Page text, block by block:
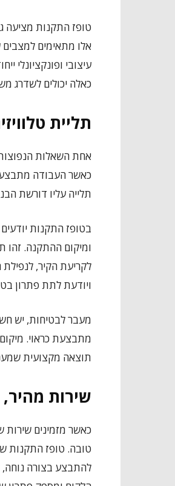
טופז התקנות מציעה
אלו מתאימים
עיצובי ופונקציונלי
כאלה יכולים לשדרג
תליית
אחת השאלות הנפוצות
כאשר העבודה מתבצעת
תלייה עליו דורשת
בטופז התקנות
ומיקום ההתקנה. זהו
לקריעת הקיר,
ויודעת לתת פתרון
מעבר לבטיחות, יש
מתבצעת כראוי.
תוצאה מקצועית
שירות
כאשר מזמינים שירות
טובה. טופז התקנות
להתבצע בצורה נוחה,